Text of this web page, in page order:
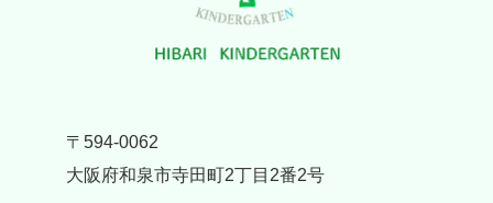
〒594-0062
大阪府和泉市寺田町2丁目2番2号